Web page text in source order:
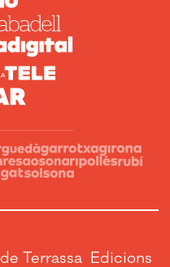
Terrassa Edicions